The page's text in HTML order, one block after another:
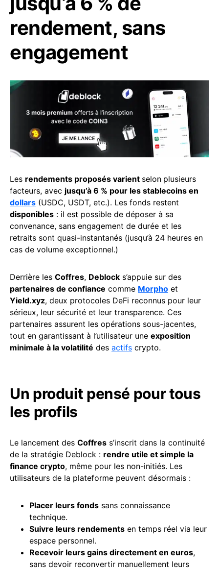
rendement, sans
engagement
Les rendements proposés varient selon plusieurs
facteurs, avec jusqu’à 6 % pour les stablecoins en
dollars (USDC, USDT, etc.). Les fonds restent
disponibles : il est possible de déposer à sa
convenance, sans engagement de durée et les
retraits sont quasi-instantanés (jusqu’à 24 heures en
cas de volume exceptionnel.)
Derrière les Coffres, Deblock s’appuie sur des
partenaires de confiance comme Morpho et
Yield.xyz, deux protocoles DeFi reconnus pour leur
sérieux, leur sécurité et leur transparence. Ces
partenaires assurent les opérations sous-jacentes,
tout en garantissant à l’utilisateur une exposition
minimale à la volatilité des actifs crypto.
Un produit pensé pour tous
les profils
Le lancement des Coffres s’inscrit dans la continuité
de la stratégie Deblock : rendre utile et simple la
finance crypto, même pour les non-initiés. Les
utilisateurs de la plateforme peuvent désormais :
Placer leurs fonds sans connaissance
technique.
Suivre leurs rendements en temps réel via leur
espace personnel.
Recevoir leurs gains directement en euros,
sans devoir reconvertir manuellement leurs